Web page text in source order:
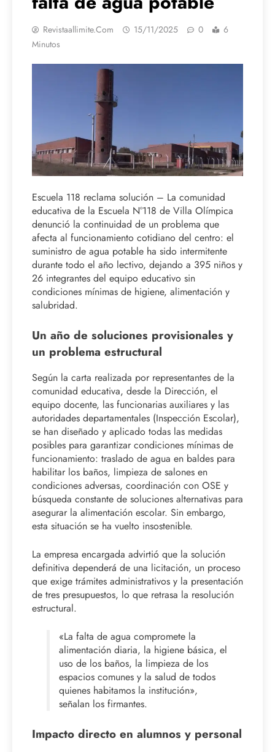
Revistaallimite.com 15/11/2025 0
6
Minutos
Escuela 118 reclama solución – La comunidad
educativa de la Escuela N°118 de Villa Olímpica
denunció la continuidad de un problema que
afecta al funcionamiento cotidiano del centro: el
suministro de agua potable ha sido intermitente
durante todo el año lectivo, dejando a 395 niños y
26 integrantes del equipo educativo sin
condiciones mínimas de higiene, alimentación y
salubridad.
Un año de soluciones provisionales y
un problema estructural
Según la carta realizada por representantes de la
comunidad educativa, desde la Dirección, el
equipo docente, las funcionarias auxiliares y las
autoridades departamentales (Inspección Escolar),
se han diseñado y aplicado todas las medidas
posibles para garantizar condiciones mínimas de
funcionamiento: traslado de agua en baldes para
habilitar los baños, limpieza de salones en
condiciones adversas, coordinación con OSE y
búsqueda constante de soluciones alternativas para
asegurar la alimentación escolar. Sin embargo,
esta situación se ha vuelto insostenible.
La empresa encargada advirtió que la solución
definitiva dependerá de una licitación, un proceso
que exige trámites administrativos y la presentación
de tres presupuestos, lo que retrasa la resolución
estructural.
«La falta de agua compromete la
alimentación diaria, la higiene básica, el
uso de los baños, la limpieza de los
espacios comunes y la salud de todos
quienes habitamos la institución»,
señalan los firmantes.
Impacto directo en alumnos y personal